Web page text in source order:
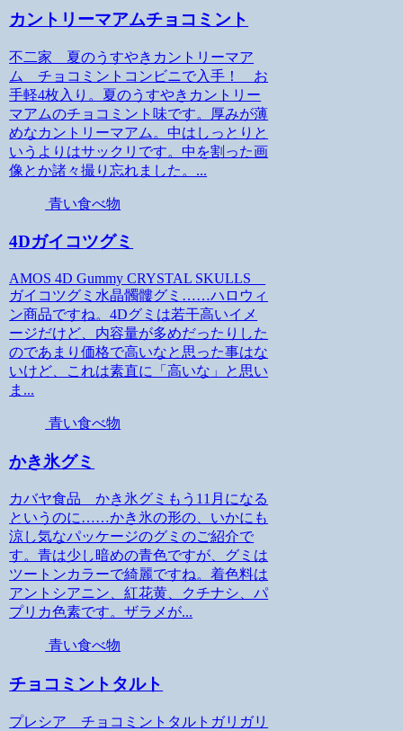
カントリーマアムチョコミント
不二家 夏のうすやきカントリーマア
ム チョコミントコンビニで入手！ お
手軽4枚入り。夏のうすやきカントリー
マアムのチョコミント味です。厚みが薄
めなカントリーマアム。中はしっとりと
いうよりはサックリです。中を割った画
像とか諸々撮り忘れました。...
青い食べ物
4Dガイコツグミ
AMOS 4D Gummy CRYSTAL SKULLS
ガイコツグミ水晶髑髏グミ……ハロウィ
ン商品ですね。4Dグミは若干高いイメ
ージだけど、内容量が多めだったりした
のであまり価格で高いなと思った事はな
いけど、これは素直に「高いな」と思い
ま...
青い食べ物
かき氷グミ
カバヤ食品 かき氷グミもう11月になる
というのに……かき氷の形の、いかにも
涼し気なパッケージのグミのご紹介で
す。青は少し暗めの青色ですが、グミは
ツートンカラーで綺麗ですね。着色料は
アントシアニン、紅花黄、クチナシ、パ
プリカ色素です。ザラメが...
青い食べ物
チョコミントタルト
プレシア チョコミントタルトガリガリ